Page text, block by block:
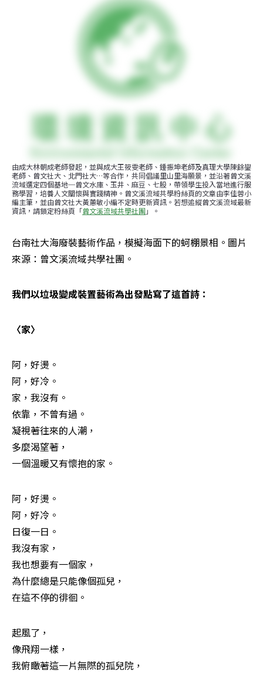
由成大林朝成老師發起，並與成大王筱雯老師、鍾振坤老師及真理大學陳餘鋆
老師、曾文社大、北門社大…等合作，共同倡議里山里海願景，並沿著曾文溪
流域選定四個基地─曾文水庫、玉井、麻豆、七股，帶領學生投入當地進行服
務學習，培養人文關懷與實踐精神。曾文溪流域共學粉絲頁的文章由李佳蓉小
編主筆，並由曾文社大黃蕙敏小編不定時更新資訊。若想追縱曾文溪流域最新
資訊，請鎖定粉絲頁「曾文溪流域共學社團 」。
台南社大海廢裝藝術作品，模擬海面下的蚵棚景相。圖片
來源：曾文溪流域共學社團。
我們以垃圾變成裝置藝術為出發點寫了這首詩：
〈家〉
阿，好燙。
阿，好冷。
家，我沒有。
依靠，不曾有過。
凝視著往來的人潮，
多麼渴望著，
一個溫暖又有懷抱的家。
阿，好燙。
阿，好冷。
日復一日。
我沒有家，
我也想要有一個家，
為什麼總是只能像個孤兒，
在這不停的徘徊。
起風了，
像飛翔一樣，
我俯瞰著這一片無際的孤兒院，